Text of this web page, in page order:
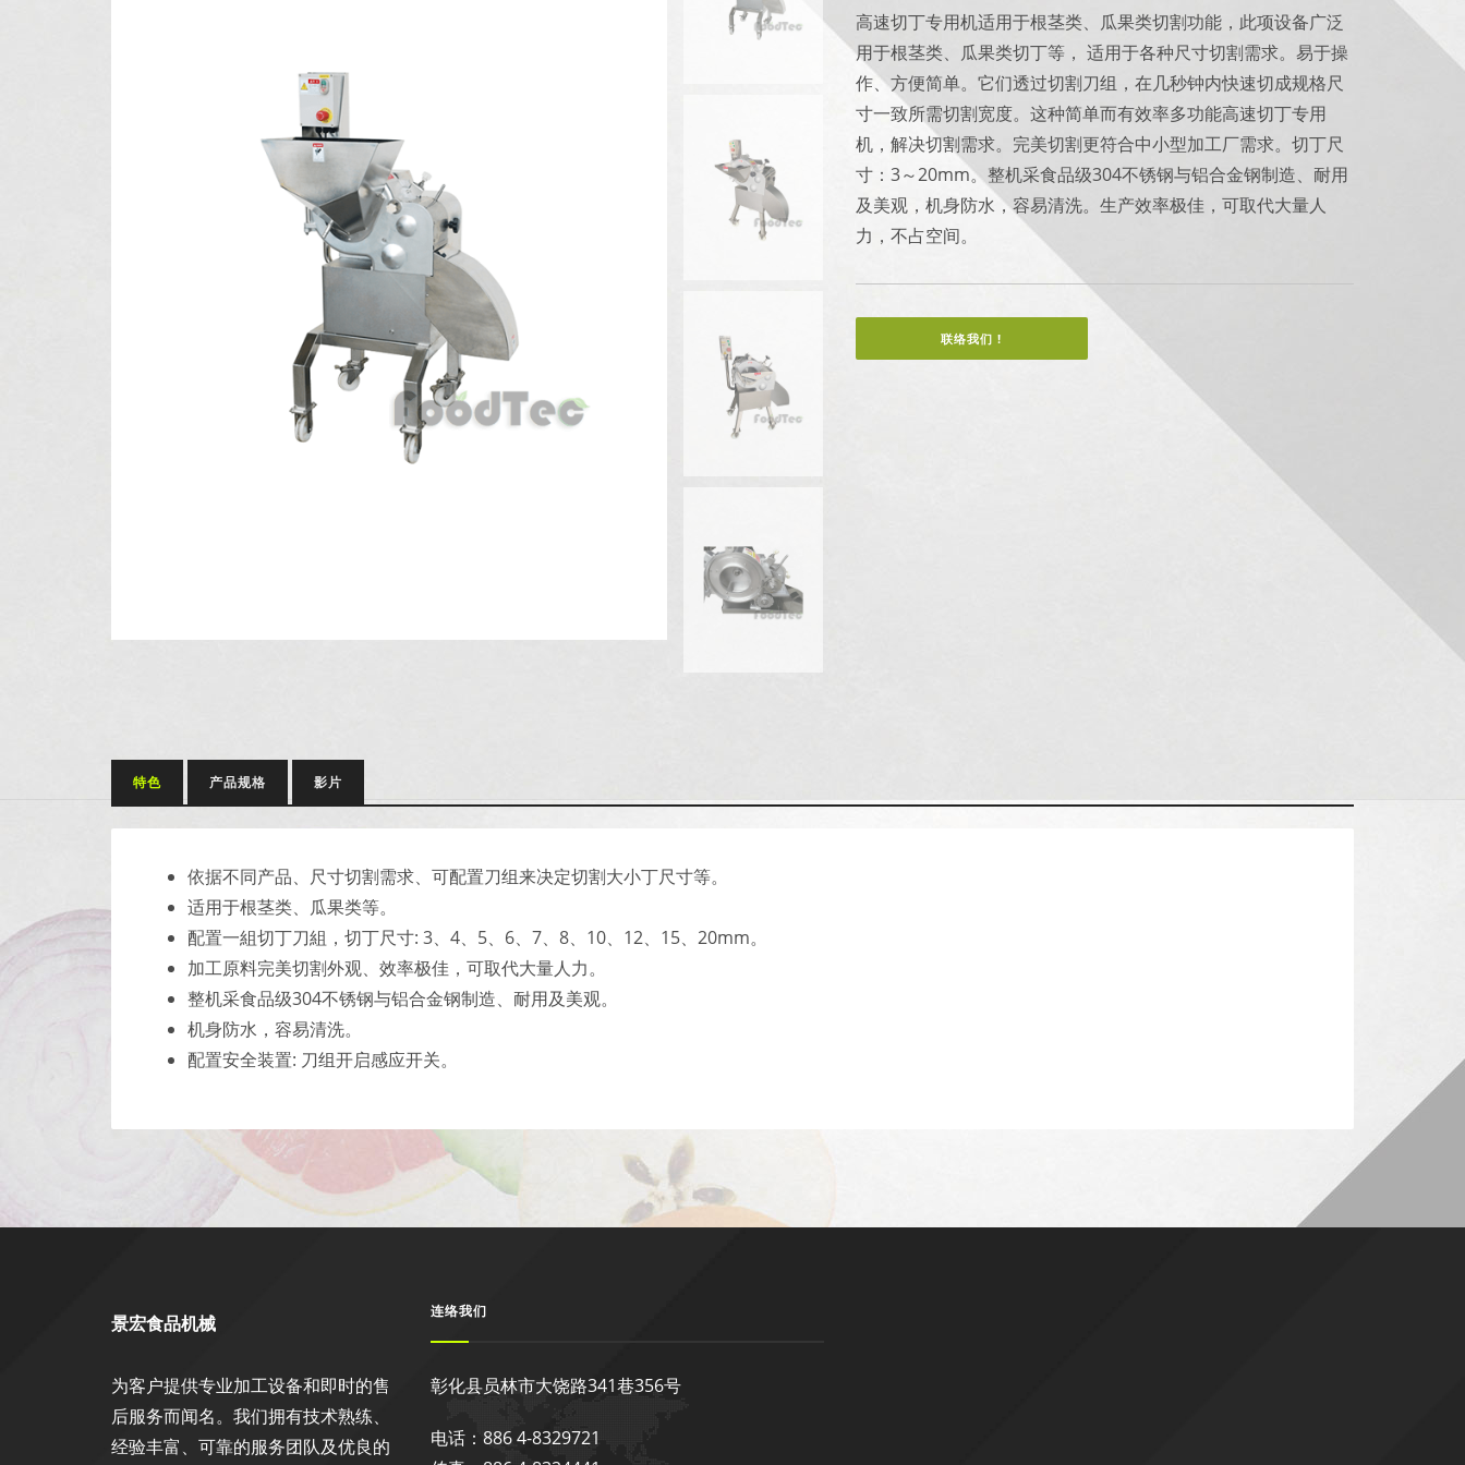
高速切丁专用机适用于根茎类、瓜果类切割功能，此项设备广泛
用于根茎类、瓜果类切丁等， 适用于各种尺寸切割需求。易于操
作、方便简单。它们透过切割刀组，在几秒钟内快速切成规格尺
寸一致所需切割宽度。这种简单而有效率多功能高速切丁专用
机，解决切割需求。完美切割更符合中小型加工厂需求。切丁尺
寸：3～20mm。整机采食品级304不锈钢与铝合金钢制造、耐用
及美观，机身防水，容易清洗。生产效率极佳，可取代大量人
力，不占空间。
联络我们 !
特色 产品规格 影片
依据不同产品、尺寸切割需求、可配置刀组来决定切割大小丁尺寸等。
适用于根茎类、瓜果类等。
配置一組切丁刀組，切丁尺寸: 3、4、5、6、7、8、10、12、15、20mm。
加工原料完美切割外观、效率极佳，可取代大量人力。
整机采食品级304不锈钢与铝合金钢制造、耐用及美观。
机身防水，容易清洗。
配置安全装置: 刀组开启感应开关。
景宏食品机械
为客户提供专业加工设备和即时的售
后服务而闻名。我们拥有技术熟练、
经验丰富、可靠的服务团队及优良的
连络我们
彰化县员林市大饶路341巷356号
电话：886 4-8329721